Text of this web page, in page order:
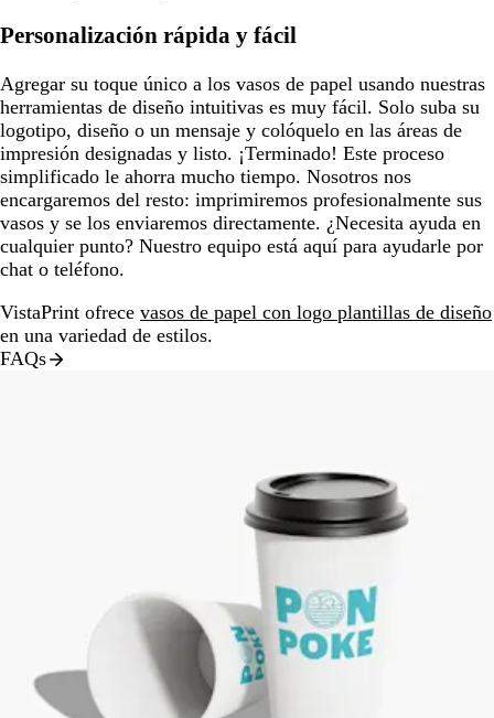
Personalización rápida y fácil
Agregar su toque único a los vasos de papel usando nuestras
herramientas de diseño intuitivas es muy fácil. Solo suba su
logotipo, diseño o un mensaje y colóquelo en las áreas de
impresión designadas y listo. ¡Terminado! Este proceso
simplificado le ahorra mucho tiempo. Nosotros nos
encargaremos del resto: imprimiremos profesionalmente sus
vasos y se los enviaremos directamente. ¿Necesita ayuda en
cualquier punto? Nuestro equipo está aquí para ayudarle por
chat o teléfono.
VistaPrint ofrece vasos de papel con logo plantillas de diseño
en una variedad de estilos.
FAQs